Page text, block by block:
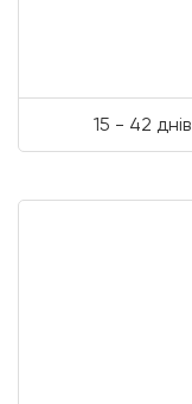
15 - 42 днів